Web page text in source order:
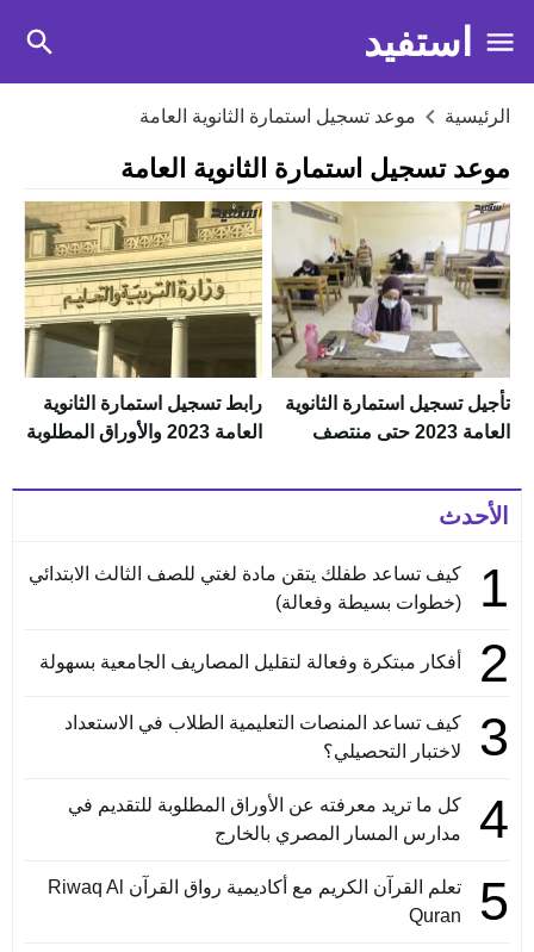
استفيد
الرئيسية موعد تسجيل استمارة الثانوية العامة
موعد تسجيل استمارة الثانوية العامة
تأجيل تسجيل استمارة الثانوية
العامة 2023 حتى منتصف
رابط تسجيل استمارة الثانوية
العامة 2023 والأوراق المطلوبة
الأحدث
1
كيف تساعد طفلك يتقن مادة لغتي للصف الثالث الابتدائي
(خطوات بسيطة وفعالة)
2 أفكار مبتكرة وفعالة لتقليل المصاريف الجامعية بسهولة
3
كيف تساعد المنصات التعليمية الطلاب في الاستعداد
لاختبار التحصيلي؟
4
كل ما تريد معرفته عن الأوراق المطلوبة للتقديم في
مدارس المسار المصري بالخارج
5
تعلم القرآن الكريم مع أكاديمية رواق القرآن Riwaq Al
Quran